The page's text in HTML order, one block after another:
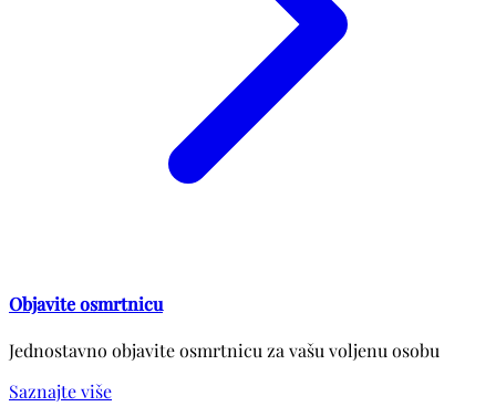
Objavite osmrtnicu
Jednostavno objavite osmrtnicu za vašu voljenu osobu
Saznajte više